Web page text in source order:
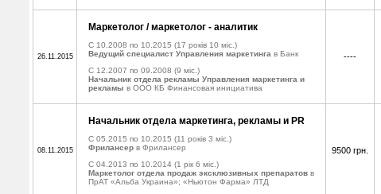
26.11.2015
Маркетолог / маркетолог - аналитик
C 10.2008 по 10.2015 (17 років 10 міс.)
Ведущий специалист Управления маркетинга в Банк
C 12.2007 по 09.2008 (9 міс.)
Начальник отдела рекламы Управления маркетинга и
рекламы в ООО КБ Финансовая инициатива
----
08.11.2015
Начальник отдела маркетинга, рекламы и PR
C 05.2015 по 10.2015 (11 років 3 міс.)
Фрилансер в Фрилансер
C 04.2013 по 10.2014 (1 рік 6 міс.)
Маркетолог отдела продаж эксклюзивных препаратов в
ПрАТ «Альба Украина»; «Ньютон Фарма» ЛТД
9500 грн.